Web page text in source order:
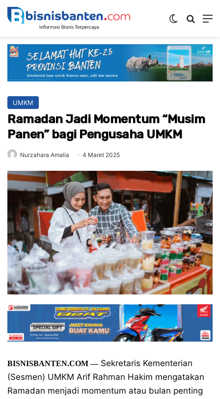
Switch skin
UMKM
Ramadan Jadi Momentum “Musim
Panen” bagi Pengusaha UMKM
Nurzahara Amalia 4 Maret 2025
BISNISBANTEN.COM —Sekretaris Kementerian
(Sesmen) UMKM Arif Rahman Hakim mengatakan
Ramadan menjadi momentum atau bulan penting